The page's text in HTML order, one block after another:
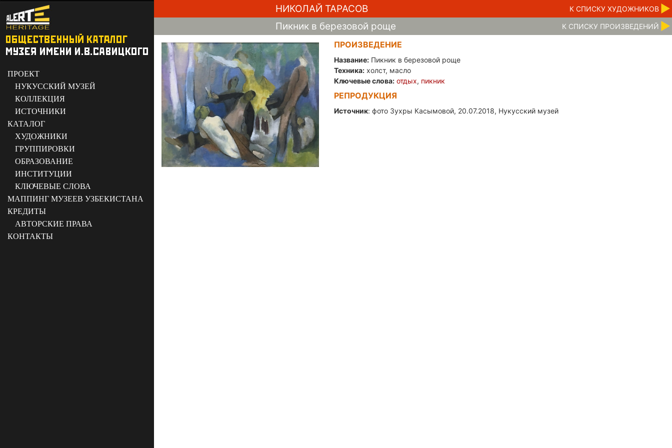
ПРОЕКТ
НУКУССКИЙ МУЗЕЙ
КОЛЛЕКЦИЯ
ИСТОЧНИКИ
КАТАЛОГ
ХУДОЖНИКИ
ГРУППИРОВКИ
ОБРАЗОВАНИЕ
ИНСТИТУЦИИ
КЛЮЧЕВЫЕ СЛОВА
МАППИНГ МУЗЕЕВ УЗБЕКИСТАНА
КРЕДИТЫ
АВТОРСКИЕ ПРАВА
КОНТАКТЫ
НИКОЛАЙ ТАРАСОВ К CПИСКУ ХУДОЖНИКОВ
Пикник в березовой роще К CПИСКУ ПРОИЗВЕДЕНИЙ
ПРОИЗВЕДЕНИЕ
Название: Пикник в березовой роще
Техника: холст, масло
Ключевые слова: отдых, пикник
РЕПРОДУКЦИЯ
Источник: фото Зухры Касымовой, 20.07.2018, Нукусский музей